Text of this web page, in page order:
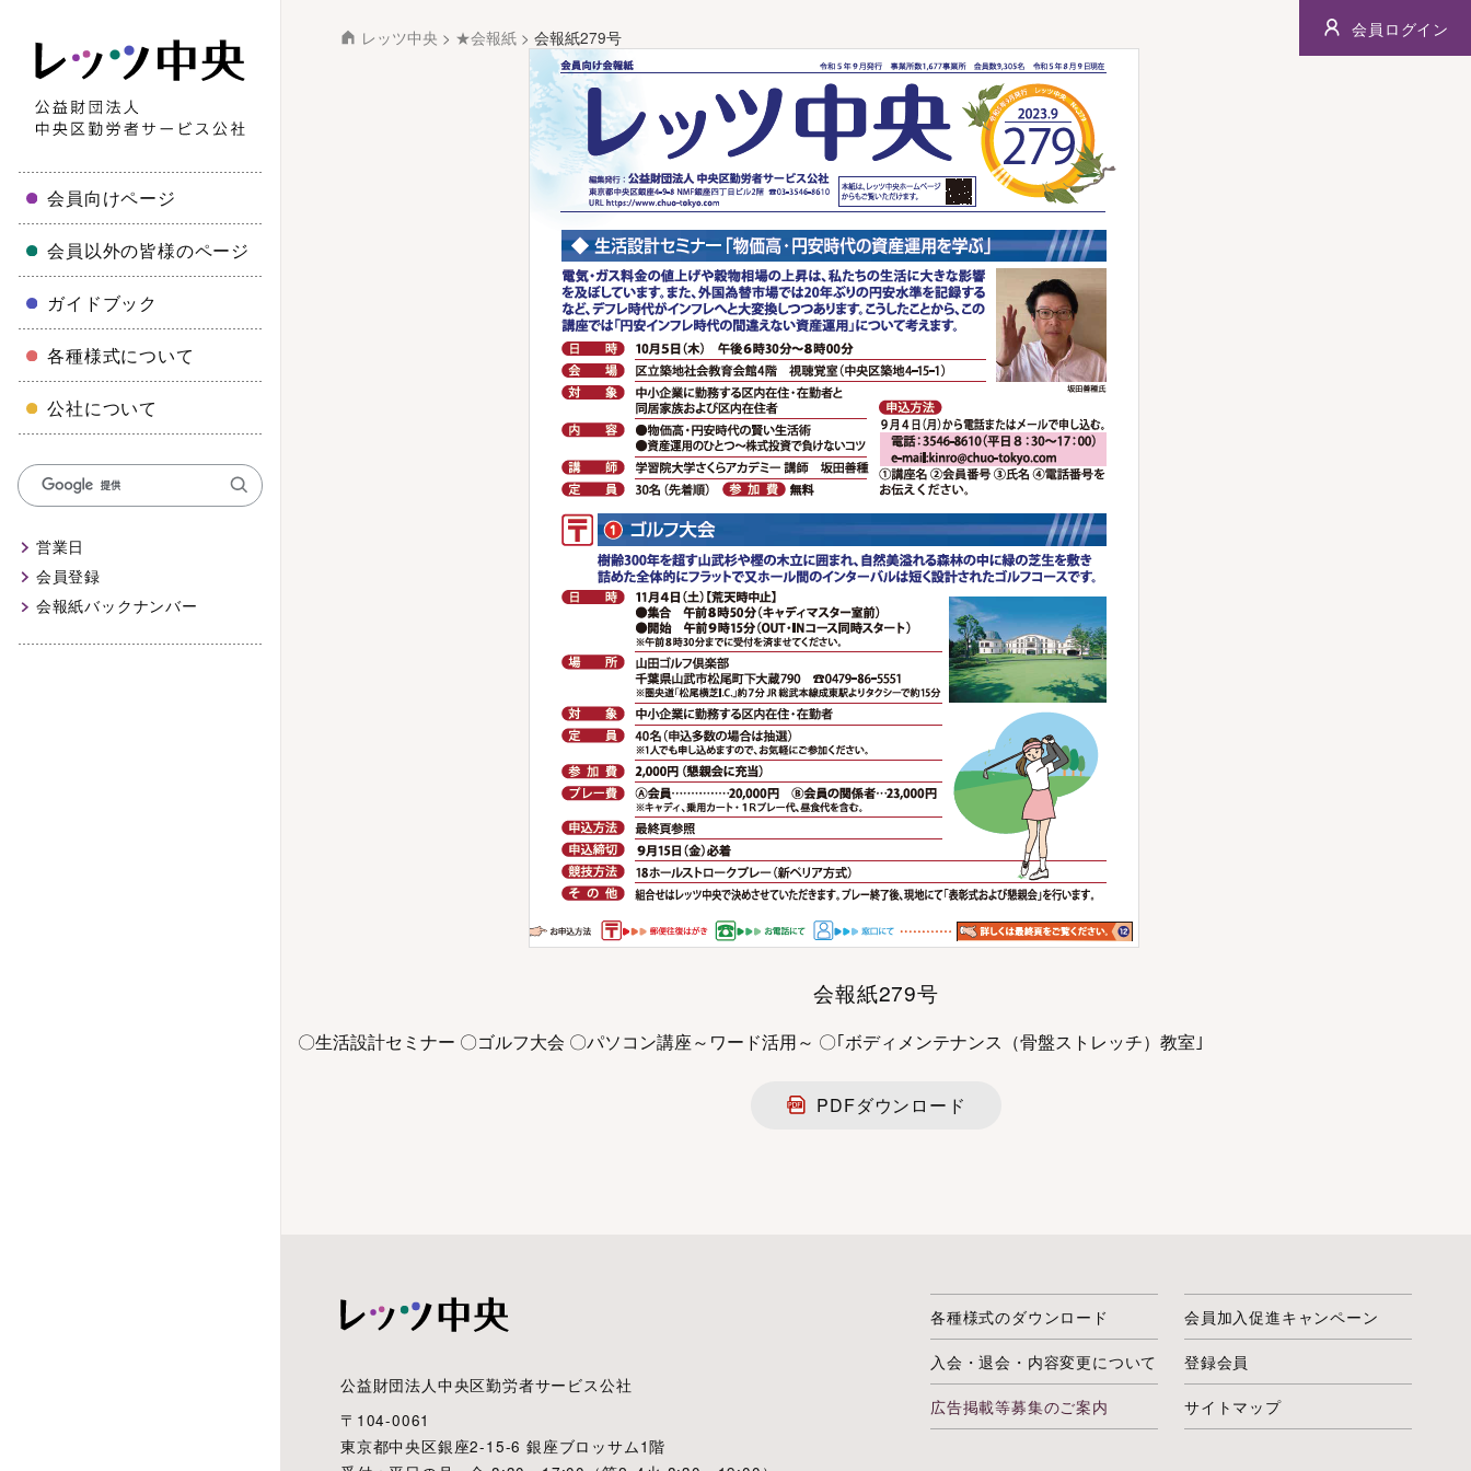
会員向けページ
会員以外の皆様のページ
ガイドブック
各種様式について
公社について
営業日
会員登録
会報紙バックナンバー
会員ログイン
レッツ中央 > ★会報紙 >会報紙279号
会報紙279号
〇生活設計セミナー 〇ゴルフ大会 〇パソコン講座～ワード活用～ 〇｢ボディメンテナンス（骨盤ストレッチ）教室｣
PDFダウンロード
公益財団法人中央区勤労者サービス公社
〒104-0061
東京都中央区銀座2-15-6 銀座ブロッサム1階
各種様式のダウンロード
入会・退会・内容変更について
広告掲載等募集のご案内
会員加入促進キャンペーン
登録会員
サイトマップ